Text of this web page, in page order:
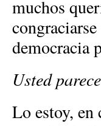
muchos
democracia
Usted
Lo estoy, en